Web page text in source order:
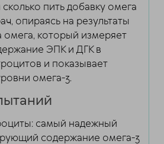
пить добавку омега
опираясь на результаты
омега, который измеряет
ЭПК и ДГК в
и показывает
омега-3.
самый надежный
содержание омега-3